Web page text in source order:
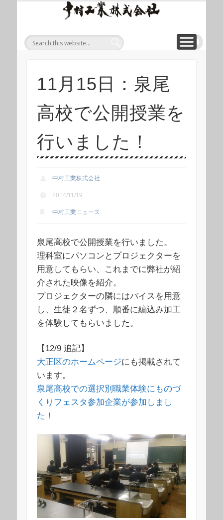
ープ
等重
吊り
上げ
製品
総合
ト 中
CORPORATE 会社概要
WIREROPE ワイヤロープについて
MODULIFT モジュリフト
PRODUCT 製品
ONLINE SHOP 「ロープくん」ECショップ
CONTACT お問い合わせ
11月15日：泉尾
高校で公開授業を
行いました！
中村工業株式会社
2014/11/19
中村工業ニュース
泉尾高校で公開授業を行いました。
理科室にパソコンとプロジェクターを
用意してもらい、これまでに弊社が紹
介された映像を紹介。
プロジェクターの隣にはバイスを用意
し、生徒２名ずつ、順番に編込み加工
を体験してもらいました。
【12/9 追記】
大正区のホームページにも掲載されて
います。
泉尾高校での選択別職業体験にものづ
くりフェスタ参加企業が参加しまし
た！